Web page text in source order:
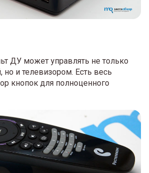
ДУ может управлять не только
но и телевизором. Есть весь
кнопок для полноценного